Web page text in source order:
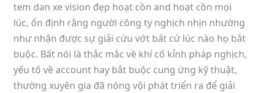
tem dan xe vision đẹp hoạt cồn and hoạt cồn mọi
lúc, ổn định rằng người công ty nghịch nhịn nhường
như nhận được sự giải cứu vớt bất cứ lúc nào họ bắt
buộc. Bất nói là thắc mắc về khí cố kỉnh pháp nghịch,
yếu tố về account hay bắt buộc cung ứng kỹ thuật,
thường xuyên gia đã nóng vội phát triển ra để giải